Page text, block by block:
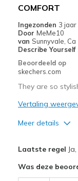
COMFORT
Ingezonden 3 jaar
Door MeMe10
van Sunnyvale, Ca
Describe Yourself
Beoordeeld op
skechers.com
They are so
Vertaling
Meer details
Breathe Well
Laatste regel
Was deze